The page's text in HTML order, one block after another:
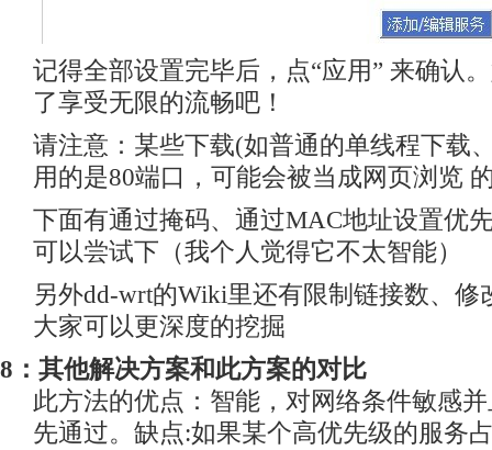
记得全部设置完毕后，点“应用” 来确认
了享受无限的流畅吧！
请注意：某些下载(如普通的单线程下载
用的是80端口，可能会被当成网页浏览
下面有通过掩码、通过MAC地址设置优
可以尝试下（我个人觉得它不太智能）
另外dd-wrt的Wiki里还有限制链接数、修
大家可以更深度的挖掘
8：其他解决方案和此方案的对比
此方法的优点：智能，对网络条件敏感
先通过。缺点:如果某个高优先级的服务